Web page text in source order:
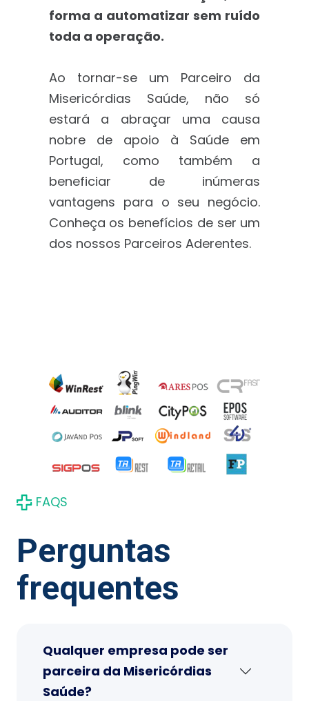
forma a automatizar sem ruído
toda a operação.
Ao tornar-se um Parceiro da
Misericórdias Saúde, não só
estará a abraçar uma causa
nobre de apoio à Saúde em
Portugal, como também a
beneficiar de inúmeras
vantagens para o seu negócio.
Conheça os benefícios de ser um
dos nossos Parceiros Aderentes.
FAQS
Perguntas
frequentes
Qualquer empresa pode ser
parceira da Misericórdias
Saúde?